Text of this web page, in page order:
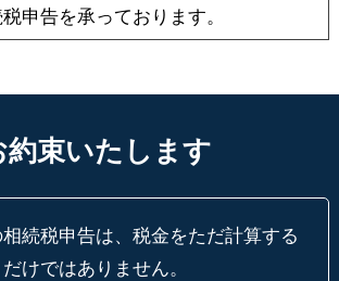
申告を承っております。
約束いたします
続税申告は、税金をただ計算する
だけではありません。